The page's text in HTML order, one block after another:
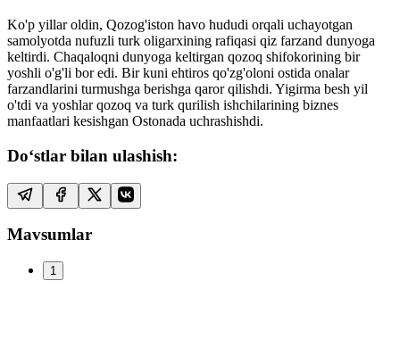
Ko'p yillar oldin, Qozog'iston havo hududi orqali uchayotgan
samolyotda nufuzli turk oligarxining rafiqasi qiz farzand dunyoga
keltirdi. Chaqaloqni dunyoga keltirgan qozoq shifokorining bir
yoshli o'g'li bor edi. Bir kuni ehtiros qo'zg'oloni ostida onalar
farzandlarini turmushga berishga qaror qilishdi. Yigirma besh yil
o'tdi va yoshlar qozoq va turk qurilish ishchilarining biznes
manfaatlari kesishgan Ostonada uchrashishdi.
Do‘stlar bilan ulashish:
Mavsumlar
1